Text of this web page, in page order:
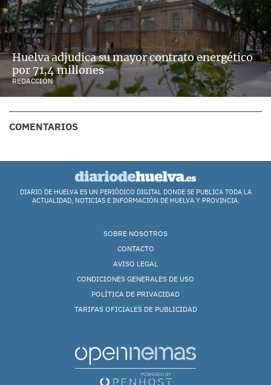
Huelva adjudica su mayor contrato energético
por 71,4 millones
REDACCIÓN
COMENTARIOS
DIARIO DE HUELVA ES UN PERIÓDICO DIGITAL DONDE SE PUBLICA TODA LA
ACTUALIDAD, NOTICIAS E INFORMACIÓN DE HUELVA Y PROVINCIA.
SOBRE NOSOTROS
CONTACTO
AVISO LEGAL
CONDICIONES GENERALES DE USO
POLÍTICA DE PRIVACIDAD
TARIFAS OFICIALES DE PUBLICIDAD